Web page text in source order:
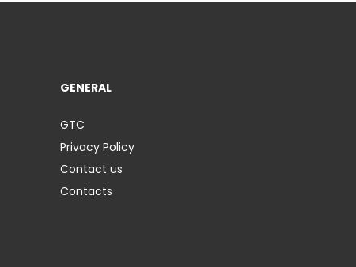
GENERAL
GTC
Privacy Policy
Contact us
Contacts